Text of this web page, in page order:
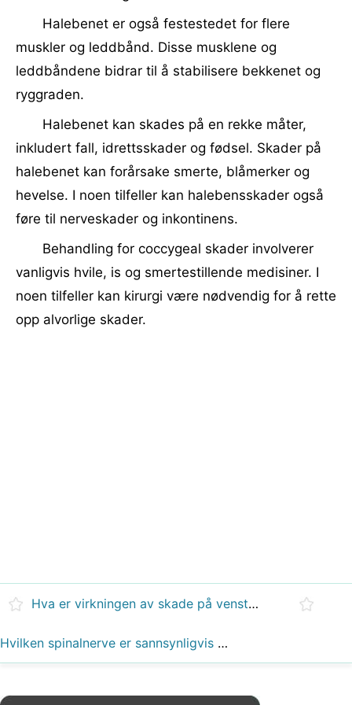
Halebenet er også festestedet for flere
muskler og leddbånd. Disse musklene og
leddbåndene bidrar til å stabilisere bekkenet og
ryggraden.
Halebenet kan skades på en rekke måter,
inkludert fall, idrettsskader og fødsel. Skader på
halebenet kan forårsake smerte, blåmerker og
hevelse. I noen tilfeller kan halebensskader også
føre til nerveskader og inkontinens.
Behandling for coccygeal skader involverer
vanligvis hvile, is og smertestillende medisiner. I
noen tilfeller kan kirurgi være nødvendig for å rette
opp alvorlige skader.
Hva er virkningen av skade på venstre frontalhode?
Hvilken spinalnerve er sannsynligvis skadet hvis du ser en pasient med stokkende gang?